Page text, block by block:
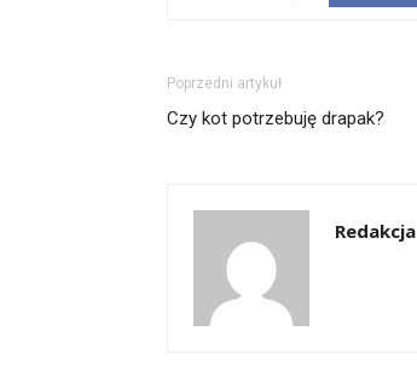
Poprzedni artykuł
Czy kot potrzebuję drapak?
Redakcja